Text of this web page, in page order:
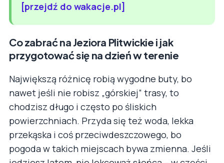
[przejdź do wakacje.pl]
Co zabrać na Jeziora Plitwickie i jak
przygotować się na dzień w terenie
Największą różnicę robią wygodne buty, bo
nawet jeśli nie robisz „górskiej” trasy, to
chodzisz długo i często po śliskich
powierzchniach. Przyda się też woda, lekka
przekąska i coś przeciwdeszczowego, bo
pogoda w takich miejscach bywa zmienna. Jeśli